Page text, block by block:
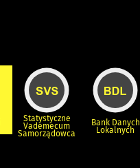
Statystyczne
Vademecum
Samorządowca
Bank Danych
Lokalnych